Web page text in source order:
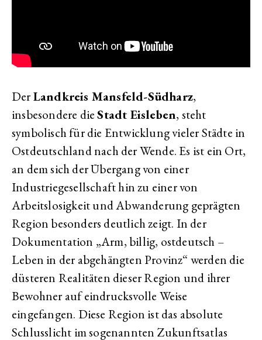
DerLandkreis Mansfeld-Südharz,
insbesondere dieStadt Eisleben, steht
symbolisch für die Entwicklung vieler Städte in
Ostdeutschland nach der Wende. Es ist ein Ort,
an dem sich der Übergang von einer
Industriegesellschaft hin zu einer von
Arbeitslosigkeit und Abwanderung geprägten
Region besonders deutlich zeigt. In der
Dokumentation „Arm, billig, ostdeutsch –
Leben in der abgehängten Provinz“ werden die
düsteren Realitäten dieser Region und ihrer
Bewohner auf eindrucksvolle Weise
eingefangen. Diese Region ist das absolute
Schlusslicht im sogenannten Zukunftsatlas